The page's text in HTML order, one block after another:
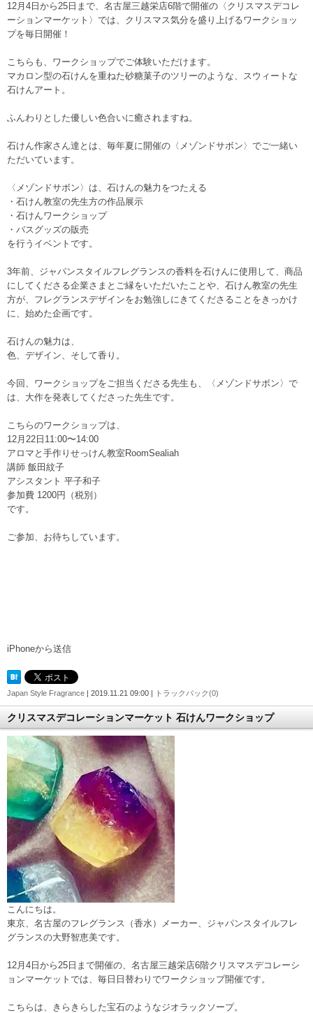
12月4日から25日まで、名古屋三越栄店6階で開催の〈クリスマスデコレ
ーションマーケット〉では、クリスマス気分を盛り上げるワークショッ
プを毎日開催！
こちらも、ワークショップでご体験いただけます。
マカロン型の石けんを重ねた砂糖菓子のツリーのような、スウィートな
石けんアート。
ふんわりとした優しい色合いに癒されますね。
石けん作家さん達とは、毎年夏に開催の〈メゾンドサボン〉でご一緒い
ただいています。
〈メゾンドサボン〉は、石けんの魅力をつたえる
・石けん教室の先生方の作品展示
・石けんワークショップ
・バスグッズの販売
を行うイベントです。
3年前、ジャパンスタイルフレグランスの香料を石けんに使用して、商品
にしてくださる企業さまとご縁をいただいたことや、石けん教室の先生
方が、フレグランスデザインをお勉強しにきてくださることをきっかけ
に、始めた企画です。
石けんの魅力は、
色、デザイン、そして香り。
今回、ワークショップをご担当くださる先生も、〈メゾンドサボン〉で
は、大作を発表してくださった先生です。
こちらのワークショップは、
12月22日11:00〜14:00
アロマと手作りせっけん教室RoomSealiah
講師 飯田紋子
アシスタント 平子和子
参加費 1200円（税別）
です。
ご参加、お待ちしています。
iPhoneから送信
Japan Style Fragrance | 2019.11.21 09:00 | トラックバック(0)
クリスマスデコレーションマーケット 石けんワークショップ
こんにちは。
東京、名古屋のフレグランス（香水）メーカー、ジャパンスタイルフレ
グランスの大野智恵美です。
12月4日から25日まで開催の、名古屋三越栄店6階クリスマスデコレーシ
ョンマーケットでは、毎日日替わりでワークショップ開催です。
こちらは、きらきらした宝石のようなジオラックソープ。